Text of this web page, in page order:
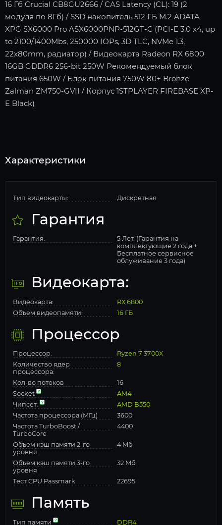
16 Гб Crucial CB8GU2666 / CAS Latency (CL): 19 (2
модуля по 8Гб) / SSD накопитель 512 ГБ M.2 ADATA
XPG SX6000 Pro ASX6000PNP-512GT-C (PCI-E 3.0 x4, up
to 2100/1400Mbs, 250000 IOPs, 3D TLC, NVMe 1.3,
22x80mm, радиатор) / Видеокарта Radeon RX 6800
16GB GDDR6 256-bit 250W Рекомендуемый блок
питания 650W / Блок питания 750W 80+ Bronze
Zalman ZM750-GVII / Корпус 1STPLAYER FIREBASE XP-
E Black)
Характеристики
Тип видеокарты: Дискретная
Гарантия
Гарантия:
5 Лет. (Гарантия на
комплектующие 2 года +
Бесплатное сервисное
облуживание 3 года)
Видеокарта:
Видеокарта:
RX 6800
Объем видеопамяти:
16 ГБ
Процессор
Процессор:
Ryzen 7 3700X
Количество ядер
процессора:
8
Кол-во потоков
16
Socket
AM4
Чипсет:
AMD B550
Частота процессора (МГц)
3600
Частота TurboBoost /
TurboCore
4400
Объем кэш памяти 2-го
уровня
4 Мб
Объем кэш памяти 3-го
уровня
32 Мб
Тест CPU Passmark 22695
Память
Тип памяти
DDR4